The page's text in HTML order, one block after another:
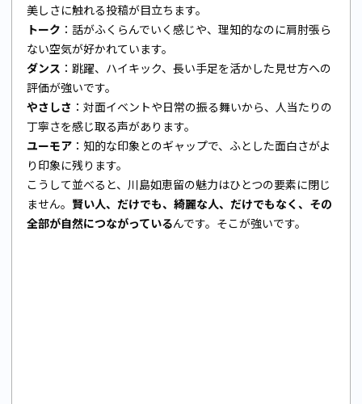
美しさに触れる投稿が目立ちます。
トーク ：話がふくらんでいく感じや、理知的なのに肩肘張ら
ない空気が好かれています。
ダンス ：跳躍、ハイキック、長い手足を活かした見せ方への
評価が強いです。
やさしさ ：対面イベントや日常の振る舞いから、人当たりの
丁寧さを感じ取る声があります。
ユーモア ：知的な印象とのギャップで、ふとした面白さがよ
り印象に残ります。
こうして並べると、川島如恵留の魅力はひとつの要素に閉じ
ません。 賢い人、だけでも、綺麗な人、だけでもなく、その
全部が自然につながっているんです。そこが強いです。